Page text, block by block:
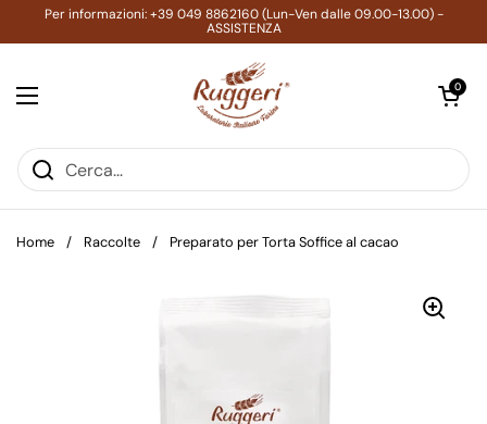
Passa ai contenuti
Per informazioni: +39 049 8862160 (Lun-Ven dalle 09.00-13.00) -
ASSISTENZA
Apri menu
Apri carrello
0
Home / Raccolte / Preparato per Torta Soffice al cacao